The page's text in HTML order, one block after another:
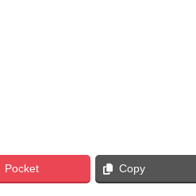
Pocket Copy